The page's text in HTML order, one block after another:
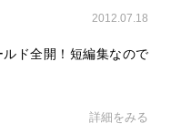
2012.07.18
ド全開！短編集なので
詳細をみる